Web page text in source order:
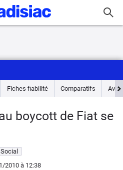
Fiches fiabilité Comparatifs Avis
boycott de Fiat se
Social
2010 à 12:38